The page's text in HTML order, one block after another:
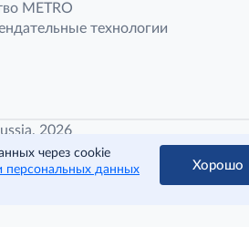
METRO
технологии
2026
через cookie
персональных данных
Хорошо